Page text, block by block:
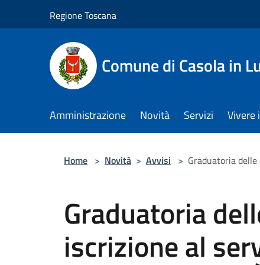
Regione Toscana
Comune di Casola in
Amministrazione Novità Servizi Vivere
Home > Novità > Avvisi > Graduatoria delle
Graduatoria
iscrizione al